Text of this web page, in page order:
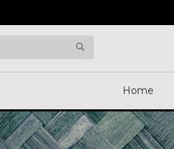
Home